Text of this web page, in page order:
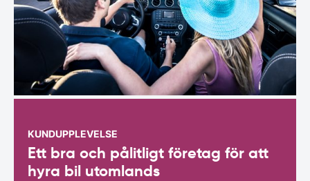
KUNDUPPLEVELSE
Ett bra och pålitligt företag för att
hyra bil utomlands